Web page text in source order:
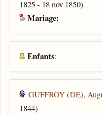
1825 - 18 nov 1850)
Mariage:
Enfants:
GUFFROY (DE),
1844)